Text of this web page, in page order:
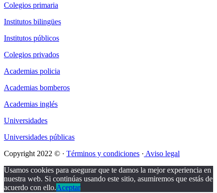
Colegios primaria
Institutos bilingües
Institutos públicos
Colegios privados
Academias policia
Academias bomberos
Academias inglés
Universidades
Universidades públicas
Copyright 2022 © · Términos y condiciones · Aviso legal
Usamos cookies para asegurar que te damos la mejor experiencia en
nuestra web. Si continúas usando este sitio, asumiremos que estás de
acuerdo con ello.Aceptar